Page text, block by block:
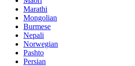
Marathi
Mongolian
Burmese
Nepali
Norwegian
Pashto
Persian